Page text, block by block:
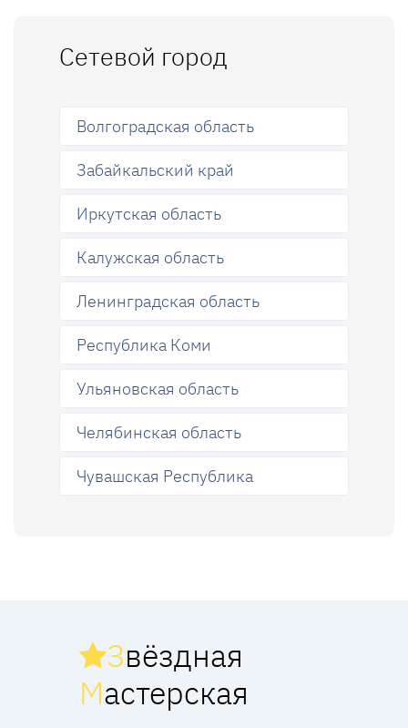
Сетевой город
Волгоградская область
Забайкальский край
Иркутская область
Калужская область
Ленинградская область
Республика Коми
Ульяновская область
Челябинская область
Чувашская Республика
Звёздная
Мастерская